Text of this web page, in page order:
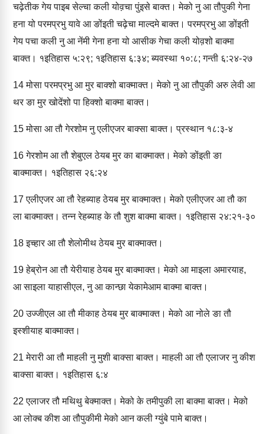
चढ़ेतीक गेय पाइब सेल्‍चा कली योव़चा पुंइसे बाक्‍त। मेको नु आ तौपुकी गेना
हना यो परमप्रभु यावे आ ङोंइती चढ़ेचा माल्‍द‍मे बाक्‍त। परमप्रभु आ ङोंइती
गेय पचा कली नु आ नेंमी गेना हना यो आसीक गेचा कली योव़शो बाक्‍मा
बाक्‍त। १इतिहास ५:२९; १इतिहास ६:३४; ब्‍यवस्‍था १०:८; गन्‍ती ६:२४-२७
14मोसा परमप्रभु आ मुर बाक्‍शो बाक्‍माक्‍त। मेको नु आ तौपुकी अरु लेवी आ
थर ङा मुर खोदेंशो पा हिक्‍शो बाक्‍मा बाक्‍त।
15मोसा आ तौ गेरशोम नु एलीएजर बाक्‍सा बाक्‍त। प्रस्‍थान १८:३-४
16गेरशोम आ तौ शेबुएल ठेयब मुर का बाक्‍माक्‍त। मेको ङोंइती ङा
बाक्‍माक्‍त। १इतिहास २६:२४
17 एलीएजर आ तौ रेहब्‍याह ठेयब मुर बाक्‍माक्‍त। मेको एलीएजर आ तौ का
ला बाक्‍माक्‍त। तन्‍न रेहब्‍याह के तौ शुश बाक्‍मा बाक्‍त। १इतिहास २४:२१-३०
18इच्‍हार आ तौ शेलोमीथ ठेयब मुर बाक्‍माक्‍त।
19हेब्रोन आ तौ येरीयाह ठेयब मुर बाक्‍माक्‍त। मेको आ माइला अमारयाह,
आ साइला याहासीएल, नु आ कान्‍छा येकामेआम बाक्‍मा बाक्‍त।
20उज्‍जीएल आ तौ मीकाह ठेयब मुर बाक्‍माक्‍त। मेको आ नोले ङा तौ
इस्‍शीयाह बाक्‍माक्‍त।
21 मेरारी आ तौ माहली नु मुशी बाक्‍सा बाक्‍त। माहली आ तौ एलाजर नु कीश
बाक्‍सा बाक्‍त। १इतिहास ६:४
22 एलाजर तौ मथिथु बेक्‍माक्‍त। मेको के तमीपुकी ला बाक्‍मा बाक्‍त। मेको
आ लोक्‍ब कीश आ तौपुकीमी मेको आन कली ग्‍युंबे पामे बाक्‍त।